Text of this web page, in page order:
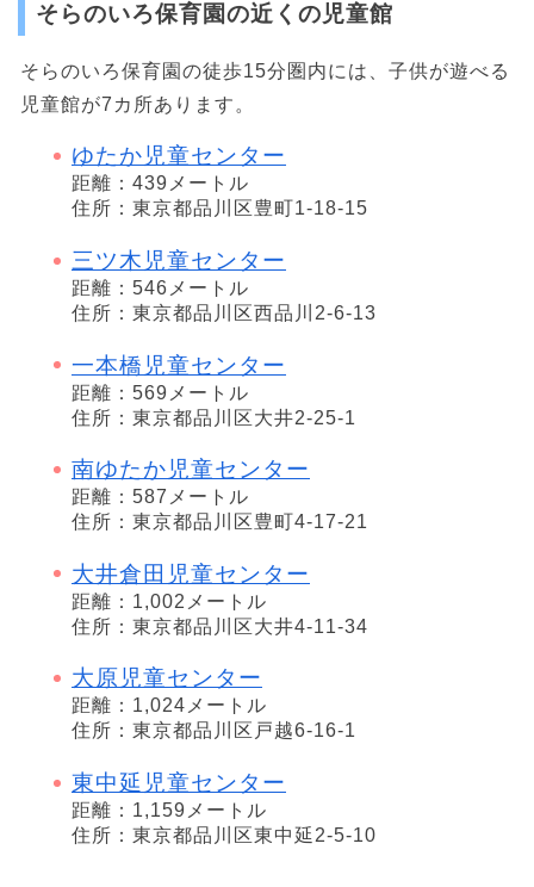
そらのいろ保育園の近くの児童館
そらのいろ保育園の徒歩15分圏内には、子供が遊べる
児童館が7カ所あります。
ゆたか児童センター
距離：439メートル
住所：東京都品川区豊町1-18-15
三ツ木児童センター
距離：546メートル
住所：東京都品川区西品川2-6-13
一本橋児童センター
距離：569メートル
住所：東京都品川区大井2-25-1
南ゆたか児童センター
距離：587メートル
住所：東京都品川区豊町4-17-21
大井倉田児童センター
距離：1,002メートル
住所：東京都品川区大井4-11-34
大原児童センター
距離：1,024メートル
住所：東京都品川区戸越6-16-1
東中延児童センター
距離：1,159メートル
住所：東京都品川区東中延2-5-10